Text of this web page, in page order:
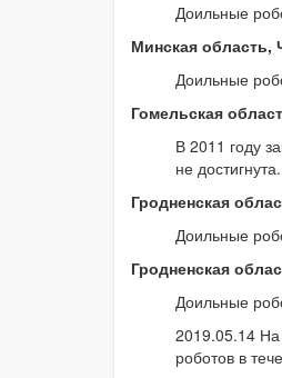
Доильные
Минская
Доильные
Гомельская
В 2011 году
не
Гродненская
Доильные
Гродненская
Доильные
2019.05.14 На
роботов в